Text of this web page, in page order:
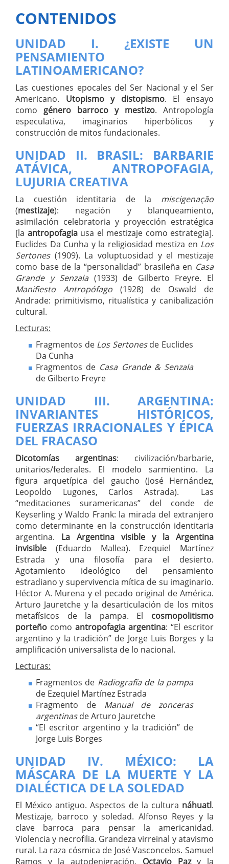
CONTENIDOS
UNIDAD I. ¿EXISTE UN
PENSAMIENTO
LATINOAMERICANO?
Las cuestiones epocales del Ser Nacional y el Ser
Americano. Utopismo y distopismo. El ensayo
como género barroco y mestizo. Antropología
especulativa, imaginarios hiperbólicos y
construcción de mitos fundacionales.
UNIDAD II. BRASIL: BARBARIE
ATÁVICA, ANTROPOFAGIA,
LUJURIA CREATIVA
La cuestión identitaria de la miscigenação
(mestizaje): negación y blanqueamiento,
asimilación celebratoria y proyección estratégica
[la antropofagiausa el mestizaje como estrategia].
Euclides Da Cunha y la religiosidad mestiza en Los
Sertones(1909). La voluptuosidad y el mestizaje
como base de la “personalidad” brasileña en Casa
Grande y Senzala(1933) de Gilberto Freyre. El
Manifiesto Antropófago(1928) de Oswald de
Andrade: primitivismo, ritualística y canibalización
cultural.
Lecturas:
Fragmentos de Los Sertonesde Euclides
Da Cunha
Fragmentos de Casa Grande & Senzala
de Gilberto Freyre
UNIDAD III. ARGENTINA:
INVARIANTES HISTÓRICOS,
FUERZAS IRRACIONALES Y ÉPICA
DEL FRACASO
Dicotomías argentinas: civilización/barbarie,
unitarios/federales. El modelo sarmientino. La
figura arquetípica del gaucho (José Hernández,
Leopoldo Lugones, Carlos Astrada). Las
“meditaciones suramericanas” del conde de
Keyserling y Waldo Frank: la mirada del extranjero
como determinante en la construcción identitaria
argentina. La Argentina visible y la Argentina
invisible (Eduardo Mallea). Ezequiel Martínez
Estrada y una filosofía para el desierto.
Agotamiento ideológico del pensamiento
estradiano y supervivencia mítica de su imaginario.
Héctor A. Murena y el pecado original de América.
Arturo Jauretche y la desarticulación de los mitos
metafísicos de la pampa. El cosmopolitismo
porteño como antropofagia argentina: “El escritor
argentino y la tradición” de Jorge Luis Borges y la
amplificación universalista de lo nacional.
Lecturas:
Fragmentos de Radiografía de la pampa
de Ezequiel Martínez Estrada
Fragmento de Manual de zonceras
argentinasde Arturo Jauretche
“El escritor argentino y la tradición” de
Jorge Luis Borges
UNIDAD IV. MÉXICO: LA
MÁSCARA DE LA MUERTE Y LA
DIALÉCTICA DE LA SOLEDAD
El México antiguo. Aspectos de la cultura náhuatl.
Mestizaje, barroco y soledad. Alfonso Reyes y la
clave barroca para pensar la americanidad.
Violencia y necrofilia. Grandeza virreinal y atavismo
rural. La raza cósmica de José Vasconcelos. Samuel
Ramos y la autodenigración. Octavio Pazy la